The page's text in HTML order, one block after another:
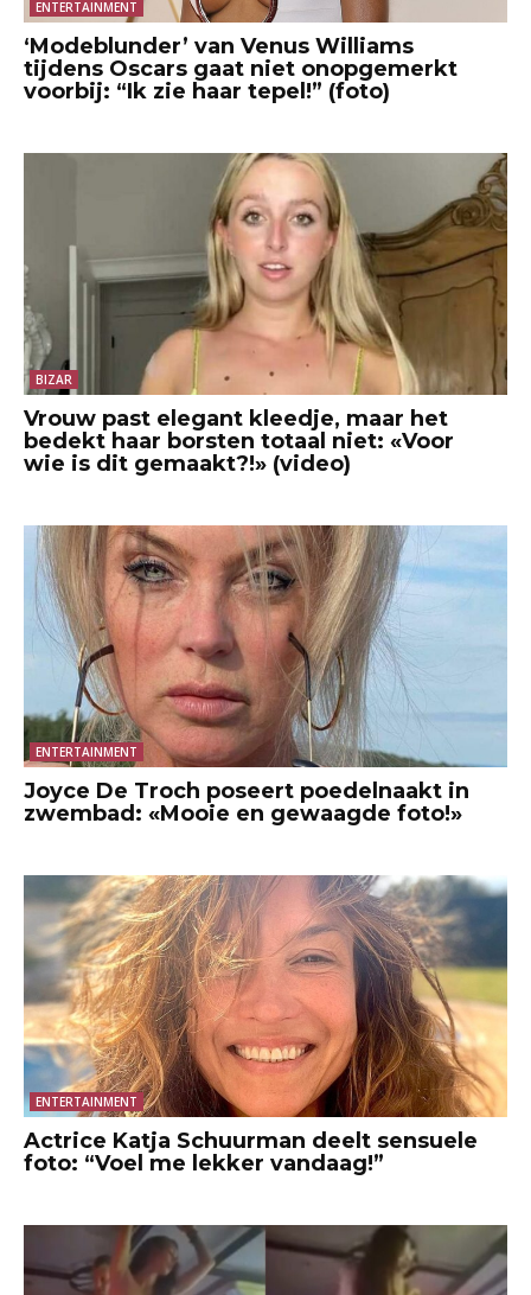
ENTERTAINMENT
‘Modeblunder’ van Venus Williams
tijdens Oscars gaat niet onopgemerkt
voorbij: “Ik zie haar tepel!” (foto)
BIZAR
Vrouw past elegant kleedje, maar het
bedekt haar borsten totaal niet: «Voor
wie is dit gemaakt?!» (video)
ENTERTAINMENT
Joyce De Troch poseert poedelnaakt in
zwembad: «Mooie en gewaagde foto!»
ENTERTAINMENT
Actrice Katja Schuurman deelt sensuele
foto: “Voel me lekker vandaag!”